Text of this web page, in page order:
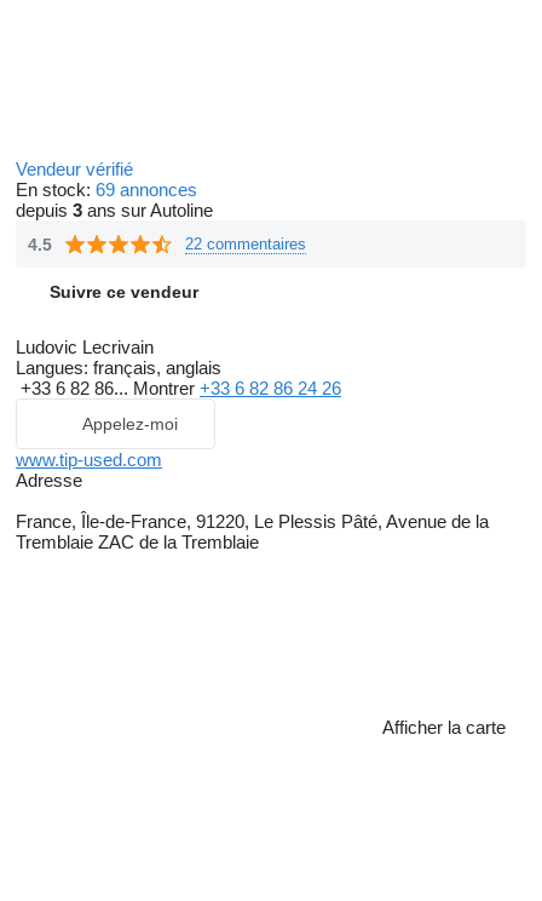
Vendeur vérifié
En stock: 69 annonces
depuis 3 ans sur Autoline
4.5 22 commentaires
Suivre ce vendeur
Ludovic Lecrivain
Langues: français, anglais
+33 6 82 86... Montrer +33 6 82 86 24 26
Appelez-moi
www.tip-used.com
Adresse
France, Île-de-France, 91220, Le Plessis Pâté, Avenue de la
Tremblaie ZAC de la Tremblaie
Afficher la carte